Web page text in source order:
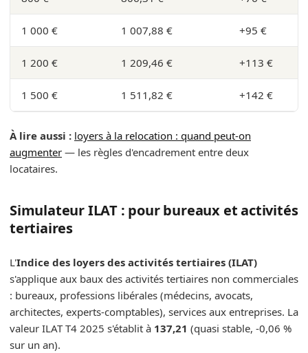
1 000 € 1 007,88 € +95 €
1 200 € 1 209,46 € +113 €
1 500 € 1 511,82 € +142 €
À lire aussi : loyers à la relocation : quand peut-on
augmenter — les règles d'encadrement entre deux
locataires.
Simulateur ILAT : pour bureaux et activités
tertiaires
L'Indice des loyers des activités tertiaires (ILAT)
s'applique aux baux des activités tertiaires non commerciales
: bureaux, professions libérales (médecins, avocats,
architectes, experts-comptables), services aux entreprises. La
valeur ILAT T4 2025 s'établit à 137,21 (quasi stable, -0,06 %
sur un an).